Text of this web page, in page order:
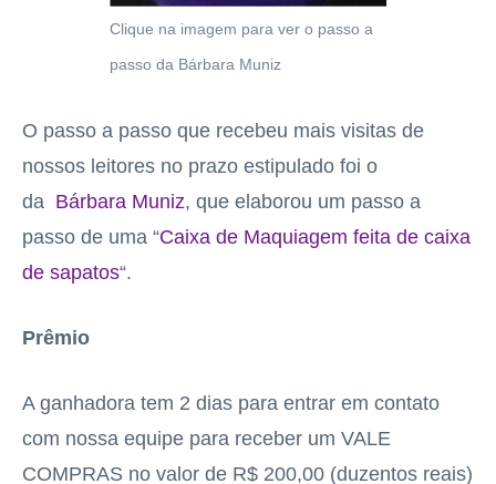
Clique na imagem para ver o passo a
passo da Bárbara Muniz
O passo a passo que recebeu mais visitas de
nossos leitores no prazo estipulado foi o
da Bárbara Muniz, que elaborou um passo a
passo de uma “Caixa de Maquiagem feita de caixa
de sapatos“.
Prêmio
A ganhadora tem 2 dias para entrar em contato
com nossa equipe para receber um VALE
COMPRAS no valor de R$ 200,00 (duzentos reais)